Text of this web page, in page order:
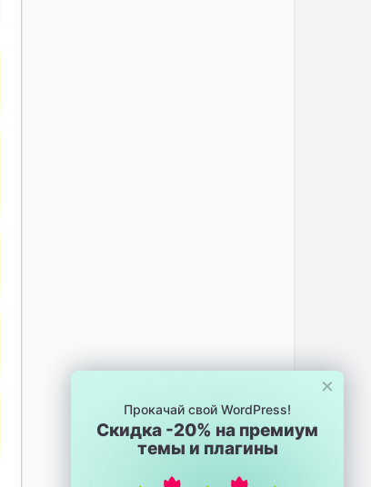
×
Прокачай свой WordPress!
Скидка -20% на премиум
темы и плагины